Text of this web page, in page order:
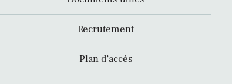
Recrutement
Plan d’accès